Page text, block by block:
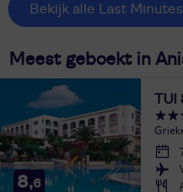
Bekijk alle Last
Meest geboekt in
8,6
TUI